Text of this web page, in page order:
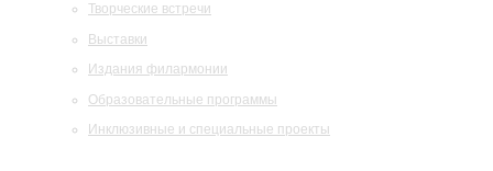
Творческие встречи
Выставки
Издания филармонии
Образовательные программы
Инклюзивные и специальные проекты